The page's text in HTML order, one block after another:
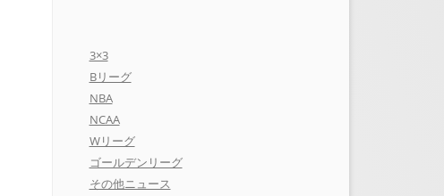
3×3
Bリーグ
NBA
NCAA
Wリーグ
ゴールデンリーグ
その他ニュース